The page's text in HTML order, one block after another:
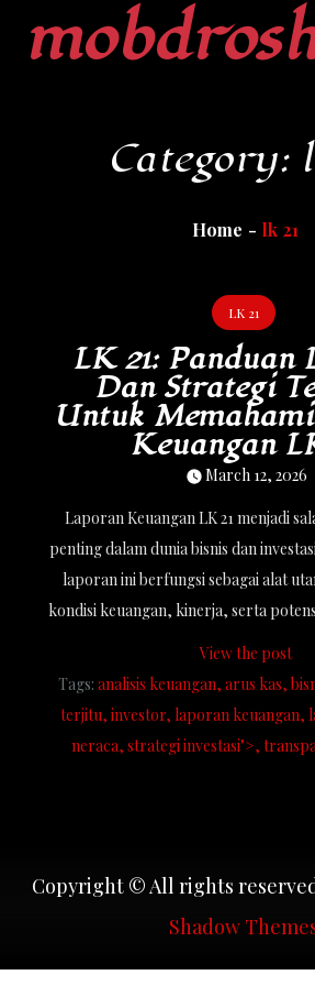
Category:
Home lk 21
LK 21
LK 21: Panduan
Dan Strategi
Untuk
Keuangan
March 12, 2026
Laporan Keuangan LK 21 menjadi
penting dalam dunia bisnis dan
laporan ini berfungsi sebagai alat
kondisi keuangan, kinerja, serta
View the post
Tags: analisis keuangan arus kas
terjitu investor laporan keuangan
neraca strategi investasi">
Copyright © All rights
Shadow